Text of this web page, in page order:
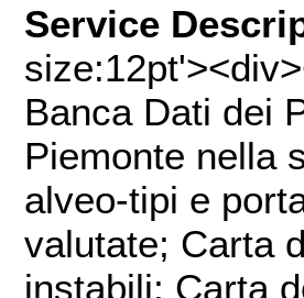
Service
Banca Dati dei
Piemonte nella
alveo-tipi e
valutate; Carta
instabili; Carta